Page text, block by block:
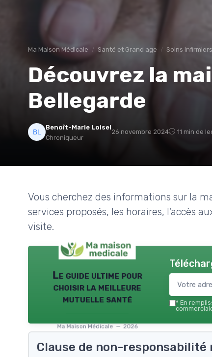
Ma Maison Médicale Santé et Grand age Soins
Découvrez la
Bellegarde
Benoît-Marie Loisel
Chroniqueur
26 novembre 2024 11 min de
Vous cherchez des informations sur la
services proposés, les horaires, l'accès
visite.
Le guide ultime pour
choisir la meilleure
mutuelle santé
Ma Maison Médicale — 2026
* En
Clause de non-responsabilité